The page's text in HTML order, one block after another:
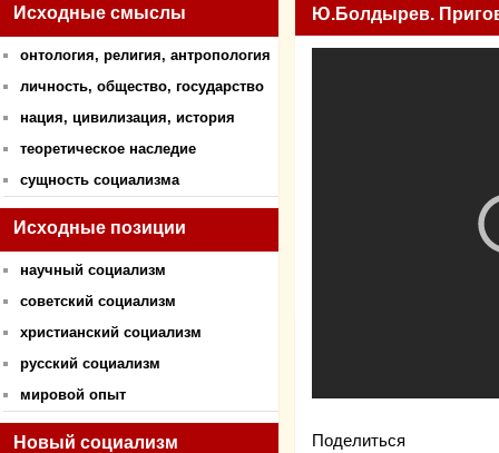
Исходные смыслы
онтология, религия, антропология
личность, общество, государство
нация, цивилизация, история
теоретическое наследие
сущность социализма
Исходные позиции
научный социализм
советский социализм
христианский социализм
русский социализм
мировой опыт
Новый социализм
Ю.Болдырев.
Поделиться